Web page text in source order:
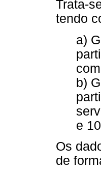
Trata-
tendo
a)
b)
e
Os
de